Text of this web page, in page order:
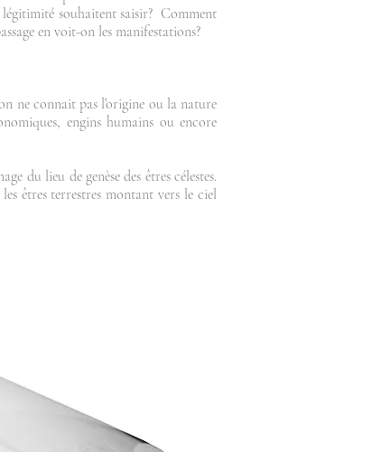
souhaitent saisir? Comment
en voit-on les manifestations?
ne connait pas l’origine ou la nature
engins humains ou encore
du lieu de genèse des êtres célestes.
êtres terrestres montant vers le ciel